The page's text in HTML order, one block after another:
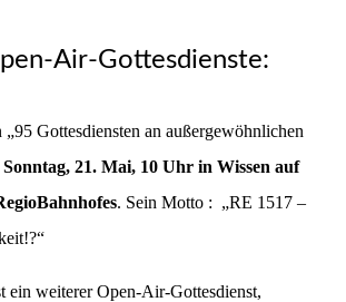
Air-Gottesdienste:
Gottesdiensten an außergewöhnlichen
Sonntag, 21. Mai, 10 Uhr in Wissen auf
. Sein Motto : „RE 1517 –
ein weiterer Open-Air-Gottesdienst,